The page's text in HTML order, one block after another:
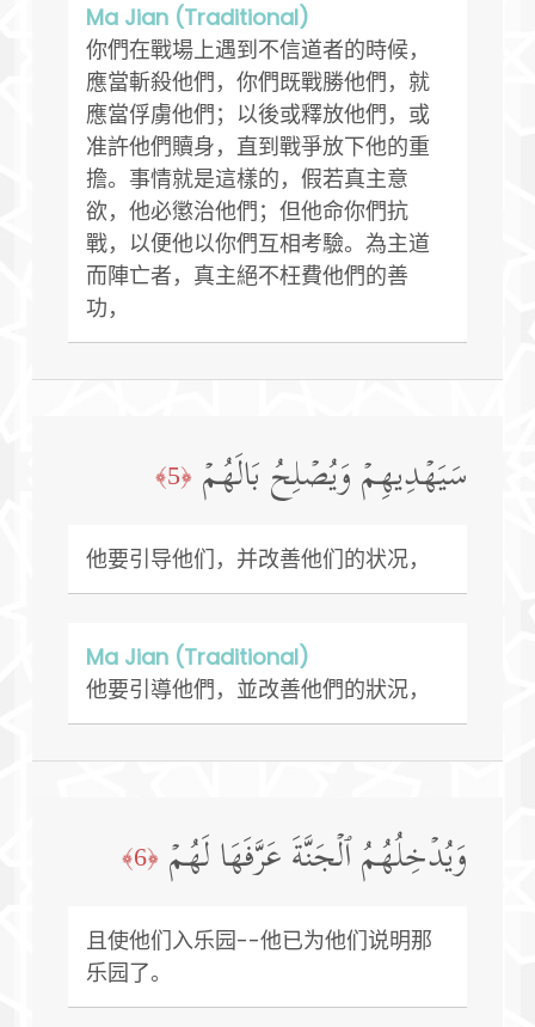
Ma Jian (Traditional)
你們在戰場上遇到不信道者的時候，
應當斬殺他們，你們既戰勝他們，就
應當俘虜他們；以後或釋放他們，或
准許他們贖身，直到戰爭放下他的重
擔。事情就是這樣的，假若真主意
欲，他必懲治他們；但他命你們抗
戰，以便他以你們互相考驗。為主道
而陣亡者，真主絕不枉費他們的善
功，
سَیَهۡدِیهِمۡ وَیُصۡلِحُ بَالَهُمۡ ﴿5﴾
他要引导他们，并改善他们的状况，
Ma Jian (Traditional)
他要引導他們，並改善他們的狀況，
وَیُدۡخِلُهُمُ ٱلۡجَنَّةَ عَرَّفَهَا لَهُمۡ ﴿6﴾
且使他们入乐园--他已为他们说明那
乐园了。